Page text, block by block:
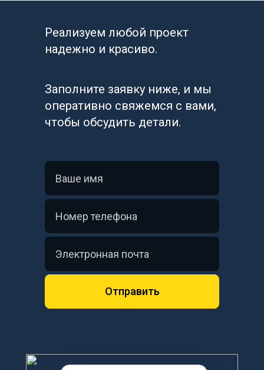
Отправить
Заполните заявку ниже, и мы
оперативно свяжемся с вами,
чтобы обсудить детали.
Реализуем любой проект
надежно и красиво.